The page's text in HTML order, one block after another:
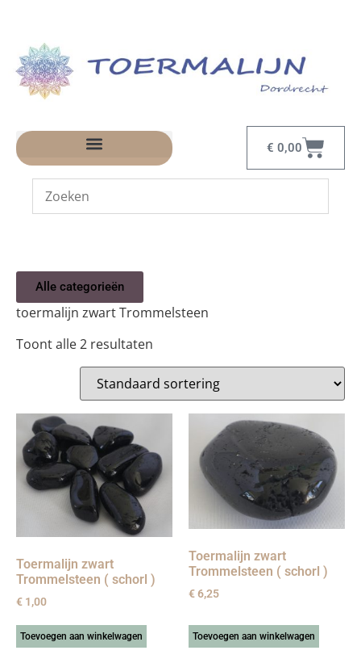
€ 0,00
Alle categorieën
toermalijn zwart Trommelsteen
Toont alle 2 resultaten
Toermalijn zwart
Trommelsteen ( schorl )
€ 1,00
Toevoegen aan winkelwagen
Toermalijn zwart
Trommelsteen ( schorl )
€6,25
Toevoegen aan winkelwagen